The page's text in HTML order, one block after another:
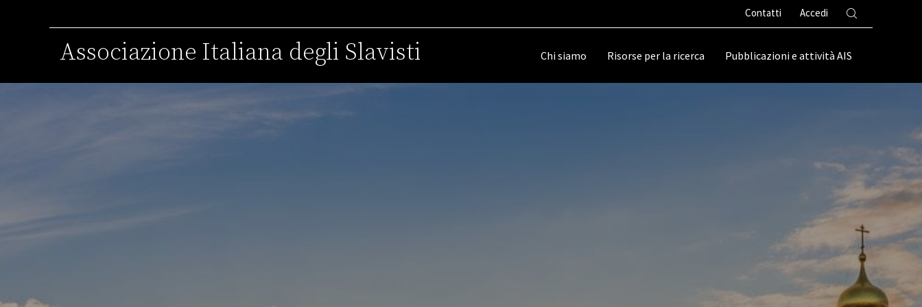
Contatti Accedi
Associazione Italiana degli Slavisti Chi siamo Risorse per la ricerca Pubblicazioni e attività AIS